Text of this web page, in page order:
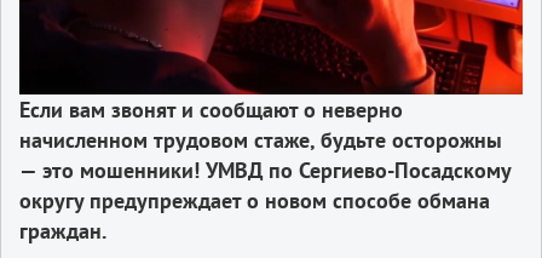
Если вам звонят и сообщают о неверно
начисленном трудовом стаже, будьте осторожны
— это мошенники! УМВД по Сергиево-Посадскому
округу предупреждает о новом способе обмана
граждан.